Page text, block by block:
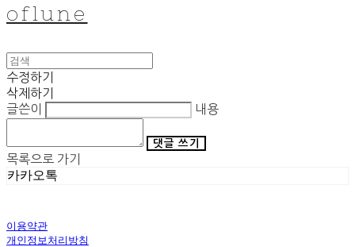
oflune
수정하기
삭제하기
글쓴이
내용
댓글 쓰기
목록으로 가기
카카오톡
이용약관
개인정보처리방침